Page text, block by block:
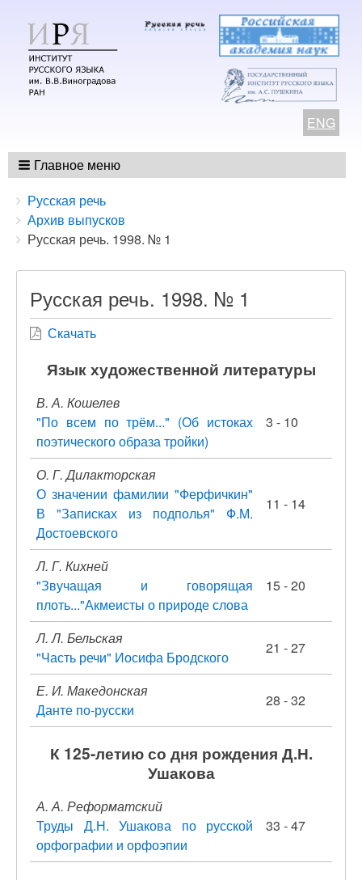
ENG
Главное меню
Breadcrumbs
You
are
here:
Русская речь
Архив выпусков
Русская речь. 1998. № 1
Русская речь. 1998. № 1
Скачать
Язык художественной литературы
В. А. Кошелев
"По всем по трём..." (Об истоках
поэтического образа тройки)
3 - 10
О. Г. Дилакторская
О значении фамилии "Ферфичкин"
В "Записках из подполья" Ф.М.
Достоевского
11 - 14
Л. Г. Кихней
"Звучащая и говорящая
плоть..."Акмеисты о природе слова
15 - 20
Л. Л. Бельская
"Часть речи" Иосифа Бродского
21 - 27
Е. И. Македонская
Данте по-русски
28 - 32
К 125-летию со дня рождения Д.Н.
Ушакова
А. А. Реформатский
Труды Д.Н. Ушакова по русской
орфографии и орфоэпии
33 - 47